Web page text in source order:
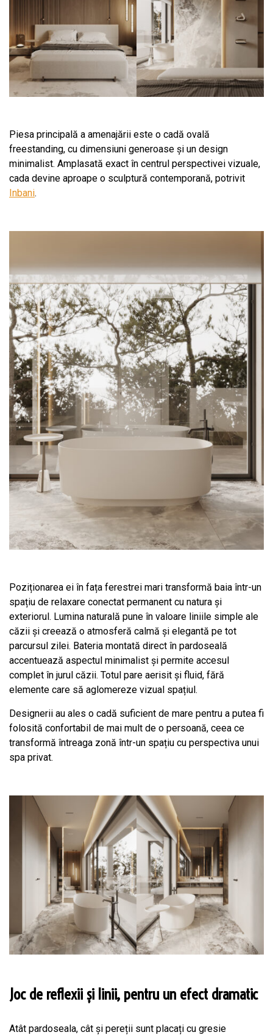
Piesa principală a amenajării este o cadă ovală
freestanding, cu dimensiuni generoase și un design
minimalist. Amplasată exact în centrul perspectivei vizuale,
cada devine aproape o sculptură contemporană, potrivit
Inbani.
Poziționarea ei în fața ferestrei mari transformă baia într-un
spațiu de relaxare conectat permanent cu natura și
exteriorul. Lumina naturală pune în valoare liniile simple ale
căzii și creează o atmosferă calmă și elegantă pe tot
parcursul zilei. Bateria montată direct în pardoseală
accentuează aspectul minimalist și permite accesul
complet în jurul căzii. Totul pare aerisit și fluid, fără
elemente care să aglomereze vizual spațiul.
Designerii au ales o cadă suficient de mare pentru a putea fi
folosită confortabil de mai mult de o persoană, ceea ce
transformă întreaga zonă într-un spațiu cu perspectiva unui
spa privat.
Joc de reflexii și linii, pentru un efect dramatic
Atât pardoseala, cât și pereții sunt placați cu gresie